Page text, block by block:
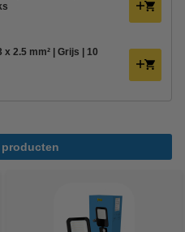
2.5 mm² | Grijs | 10